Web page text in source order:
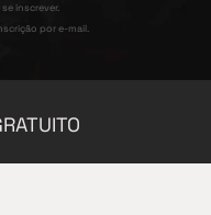
inscrever.
por e-mail.